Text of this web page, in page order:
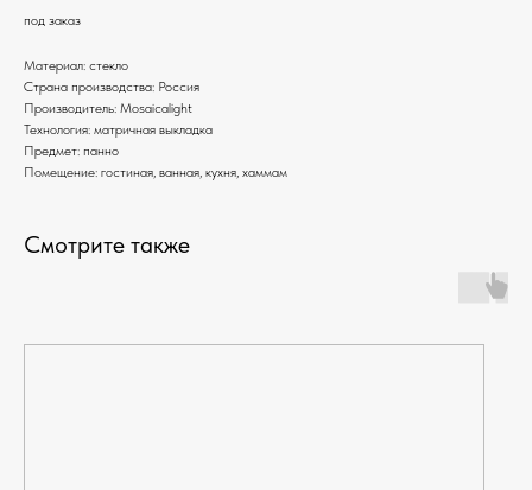
под заказ
Материал: стекло
Страна производства: Россия
Производитель: Mosaicalight
Технология: матричная выкладка
Предмет: панно
Помещение: гостиная, ванная, кухня, хаммам
Смотрите также